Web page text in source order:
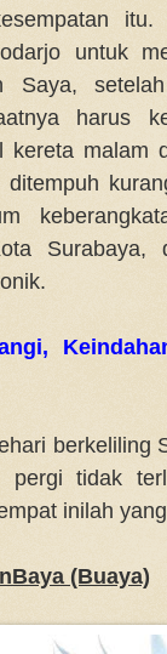
itu.
untuk
Saya,
harus
kereta malam
Surabaya,
berkeliling
pergi tidak
inilah
(Buaya)